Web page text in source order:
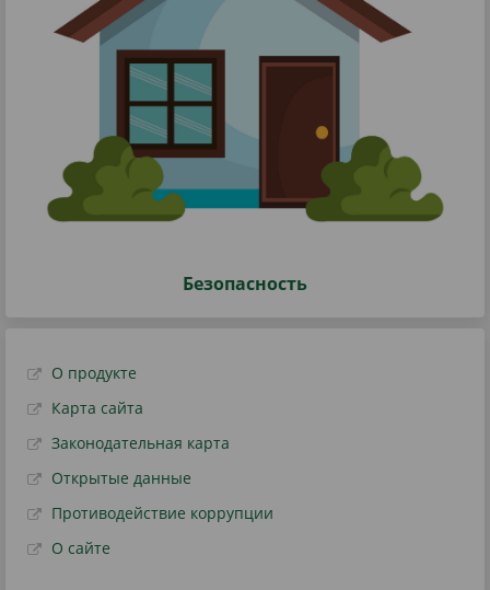
Безопасность
О продукте
Карта сайта
Законодательная карта
Открытые данные
Противодействие коррупции
О сайте